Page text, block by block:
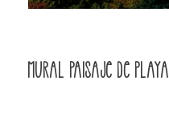
Mural Paisaje de Playa